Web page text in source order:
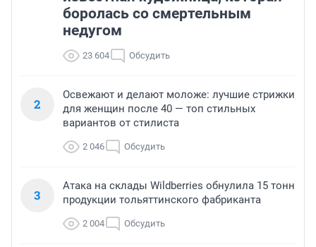
боролась со смертельным
недугом
23 604 Обсудить
2
Освежают и делают моложе: лучшие стрижки
для женщин после 40 — топ стильных
вариантов от стилиста
2 046 Обсудить
3
Атака на склады Wildberries обнулила 15 тонн
продукции тольяттинского фабриканта
2 004 Обсудить